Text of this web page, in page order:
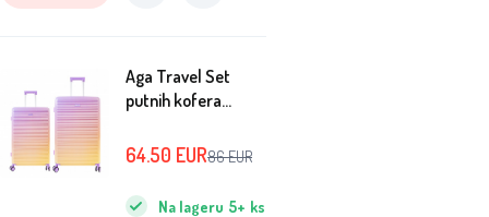
Aga Travel Set
putnih kofera
Žuta/Ljubičasta
Na lageru 5+ ks
64.50 EUR86EUR